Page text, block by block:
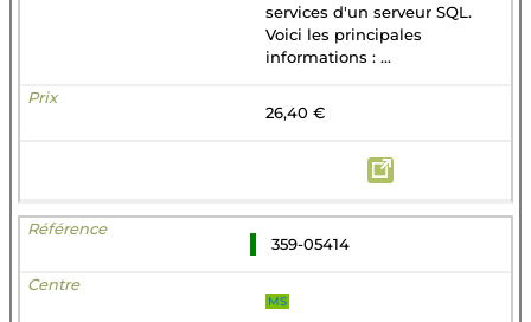
services d'un serveur SQL.
Voici les principales
informations : ...
26,40 €
359-05414
MS